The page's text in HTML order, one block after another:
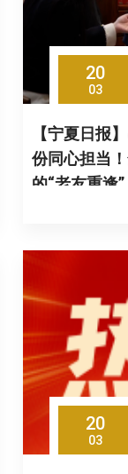
20
03
【宁夏日报】@两会·
份同心担当
的“老友重逢
20
03